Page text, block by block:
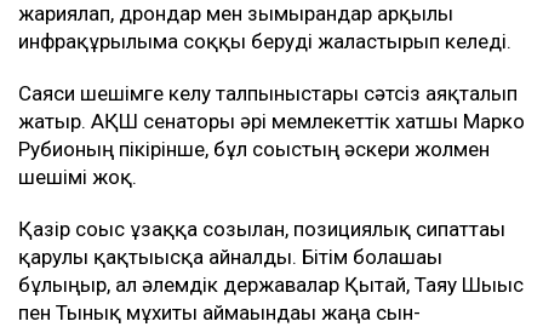
жариялап, дрондар мен зымырандар арқылы
инфрақұрылымға соққы беруді жалғастырып келеді.
Саяси шешімге келу талпыныстары сәтсіз аяқталып
жатыр. АҚШ сенаторы әрі мемлекеттік хатшы Марко
Рубионың пікірінше, бұл соғыстың әскери жолмен
шешімі жоқ.
Қазір соғыс ұзаққа созылған, позициялық сипаттағы
қарулы қақтығысқа айналды. Бітім болашағы
бұлыңғыр, ал әлемдік державалар Қытай, Таяу Шығыс
пен Тынық мұхиты аймағындағы жаңа сын-